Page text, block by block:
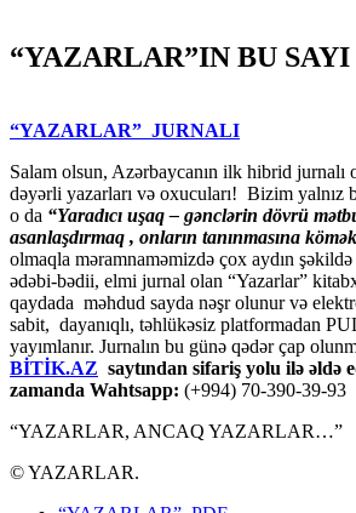
“YAZARLAR”IN BU SAYI
“YAZARLAR” JURNALI
Salam olsun, Azərbaycanın ilk hibrid jurnalı
dəyərli yazarları və oxucuları! Bizim yalnız
o da “Yaradıcı uşaq – gәnclәrin dövrü
asanlaşdırmaq , onların tanınmasına
olmaqla məramnaməmizdə çox aydın
ədəbi-bədii, elmi jurnal olan “Yazarlar”
qaydada məhdud sayda nəşr olunur və
sabit, dayanıqlı, təhlükəsiz platformadan
yayımlanır. Jurnalın bu günə qədər çap
BİTİK.AZ saytından sifariş yolu ilə əldə
zamanda Wahtsapp: (+994) 70-390-39-93
“YAZARLAR, ANCAQ YAZARLAR…”
© YAZARLAR.